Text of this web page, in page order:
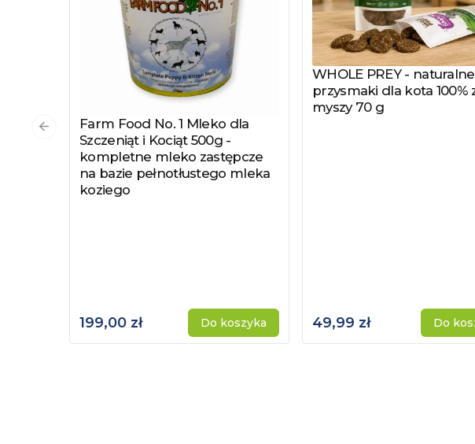
Zobacz produkt
Farm Food No. 1 Mleko dla
Szczeniąt i Kociąt 500g -
kompletne mleko zastępcze
na bazie pełnotłustego mleka
koziego
199,00 zł Do koszyka
Zobacz produkt
WHOLE PREY - naturalne
przysmaki dla kota 100%
myszy 70 g
49,99 zł Do
Poprzedni slajd